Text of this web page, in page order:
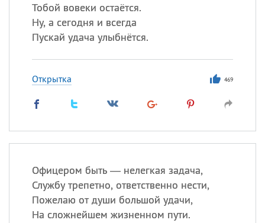
Тобой вовеки остаётся.
Ну, а сегодня и всегда
Пускай удача улыбнётся.
Открытка 469
Офицером быть — нелегкая задача,
Службу трепетно, ответственно нести,
Пожелаю от души большой удачи,
На сложнейшем жизненном пути.